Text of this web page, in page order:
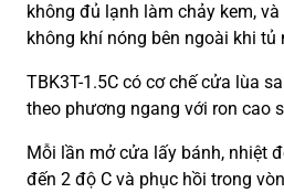
không đủ lạnh làm chảy kem,
không khí nóng bên ngoài khi
TBK3T-1.5C có cơ chế cửa lùa
theo phương ngang với ron cao
Mỗi lần mở cửa lấy bánh, nhiệt
đến 2 độ C và phục hồi trong